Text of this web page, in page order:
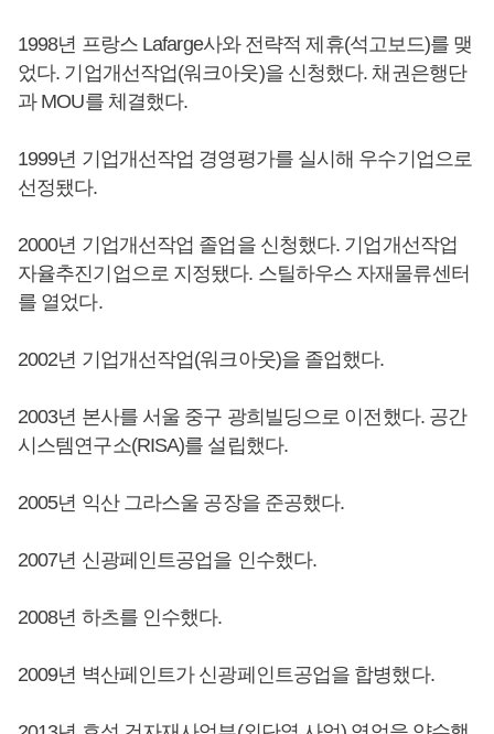
1998년 프랑스 Lafarge사와 전략적 제휴(석고보드)를 맺
었다. 기업개선작업(워크아웃)을 신청했다. 채권은행단
과 MOU를 체결했다.
1999년 기업개선작업 경영평가를 실시해 우수기업으로
선정됐다.
2000년 기업개선작업 졸업을 신청했다. 기업개선작업
자율추진기업으로 지정됐다. 스틸하우스 자재물류센터
를 열었다.
2002년 기업개선작업(워크아웃)을 졸업했다.
2003년 본사를 서울 중구 광희빌딩으로 이전했다. 공간
시스템연구소(RISA)를 설립했다.
2005년 익산 그라스울 공장을 준공했다.
2007년 신광페인트공업을 인수했다.
2008년 하츠를 인수했다.
2009년 벽산페인트가 신광페인트공업을 합병했다.